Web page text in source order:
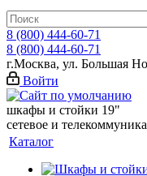
8 (800) 444-60-71
8 (800) 444-60-71
г.Москва, ул. Большая
Войти
шкафы и стойки 19"
сетевое и
Каталог